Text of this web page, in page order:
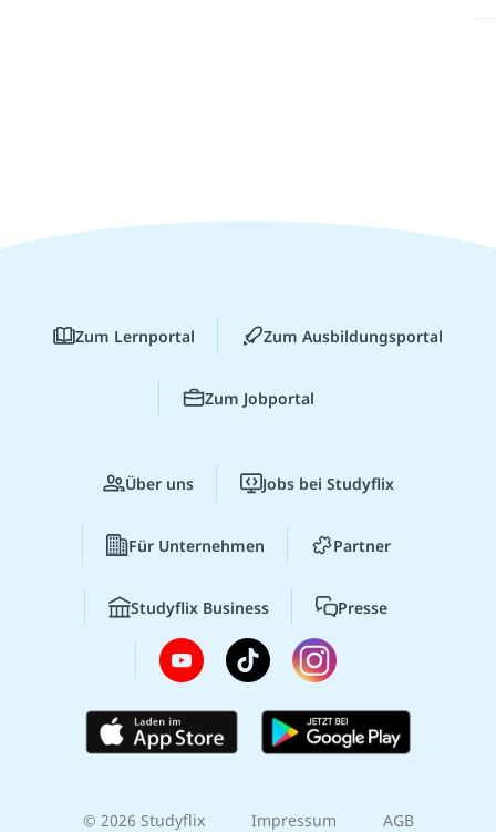
Zum Lernportal Zum Ausbildungsportal
Zum Jobportal
Über uns Jobs bei Studyflix
Für Unternehmen Partner
Studyflix Business Presse
© 2026 Studyflix Impressum AGB